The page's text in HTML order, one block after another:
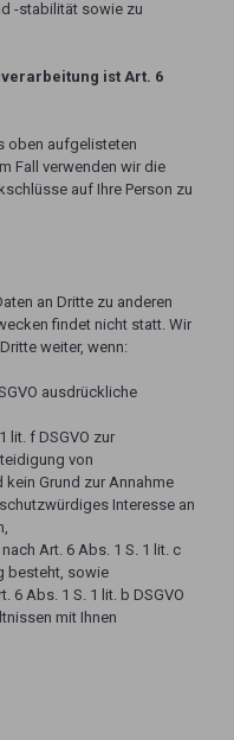
-stabilität sowie zu
ist Art. 6
oben aufgelisteten
Fall verwenden wir die
auf Ihre Person zu
an Dritte zu anderen
findet nicht statt. Wir
weiter, wenn:
ausdrückliche
lit. f DSGVO zur
von
Grund zur Annahme
Interesse an
Art. 6 Abs. 1 S. 1 lit. c
besteht, sowie
6 Abs. 1 S. 1 lit. b DSGVO
mit Ihnen